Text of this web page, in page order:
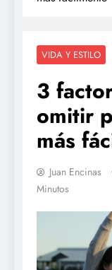
VIDA Y ESTILO
3
omitir
más
Juan Encinas
Minutos